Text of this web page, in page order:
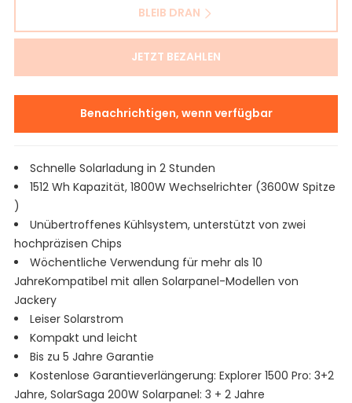
BLEIB DRAN
JETZT BEZAHLEN
Benachrichtigen, wenn verfügbar
Schnelle Solarladung in 2 Stunden
1512 Wh Kapazität, 1800W Wechselrichter (3600W Spitze
)
Unübertroffenes Kühlsystem, unterstützt von zwei
hochpräzisen Chips
Wöchentliche Verwendung für mehr als 10
JahreKompatibel mit allen Solarpanel-Modellen von
Jackery
Leiser Solarstrom
Kompakt und leicht
Bis zu 5 Jahre Garantie
Kostenlose Garantieverlängerung: Explorer 1500 Pro: 3+2
Jahre, SolarSaga 200W Solarpanel: 3 + 2 Jahre